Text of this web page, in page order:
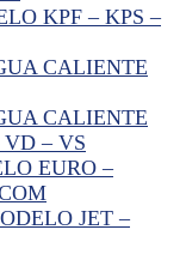
KPF – KPS –
CALIENTE
CALIENTE
– VS
EURO –
JET –